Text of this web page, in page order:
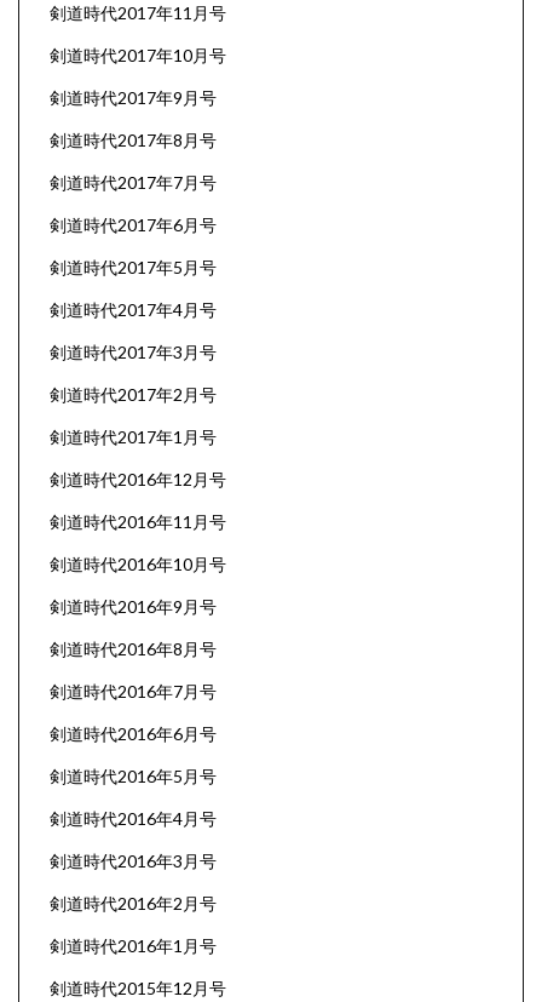
剣道時代2017年11月号
剣道時代2017年10月号
剣道時代2017年9月号
剣道時代2017年8月号
剣道時代2017年7月号
剣道時代2017年6月号
剣道時代2017年5月号
剣道時代2017年4月号
剣道時代2017年3月号
剣道時代2017年2月号
剣道時代2017年1月号
剣道時代2016年12月号
剣道時代2016年11月号
剣道時代2016年10月号
剣道時代2016年9月号
剣道時代2016年8月号
剣道時代2016年7月号
剣道時代2016年6月号
剣道時代2016年5月号
剣道時代2016年4月号
剣道時代2016年3月号
剣道時代2016年2月号
剣道時代2016年1月号
剣道時代2015年12月号